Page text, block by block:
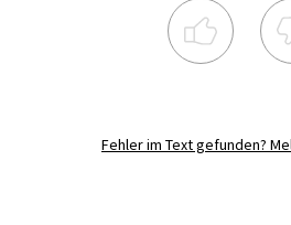
Fehler im Text gefunden?